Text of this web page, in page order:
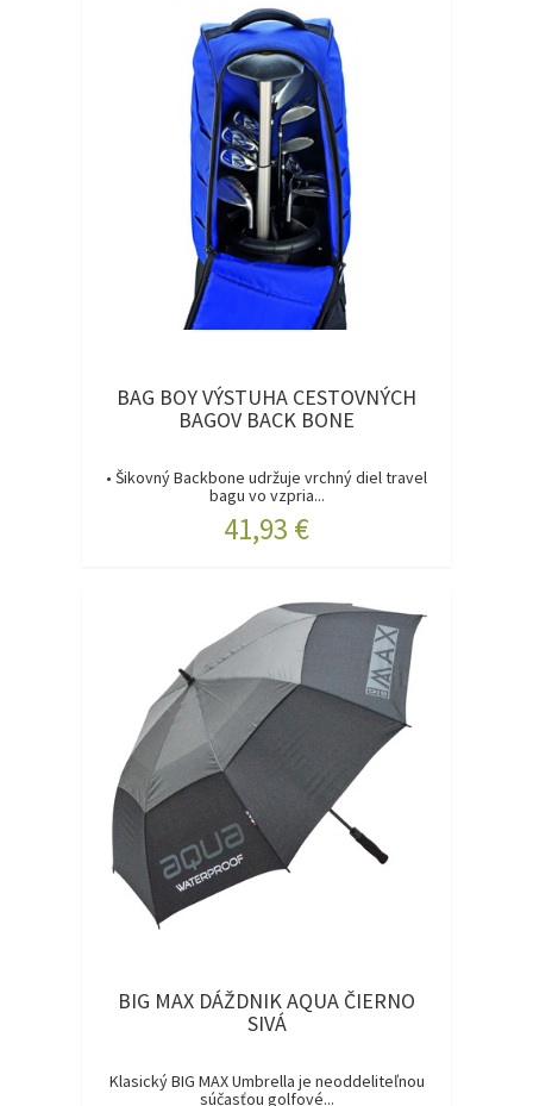
BAG BOY VÝSTUHA CESTOVNÝCH
BAGOV BACK BONE
• Šikovný Backbone udržuje vrchný diel travel
bagu vo vzpria...
41,93 €
BIG MAX DÁŽDNIK AQUA ČIERNO
SIVÁ
Klasický BIG MAX Umbrella je neoddeliteľnou
súčasťou golfové...